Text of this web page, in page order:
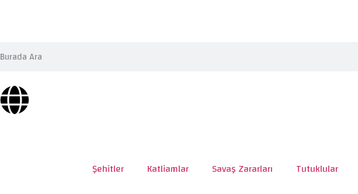
Şehitler Katliamlar Savaş Zararları Tutuklular